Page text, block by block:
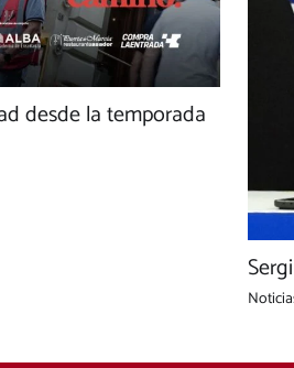
desde la temporada